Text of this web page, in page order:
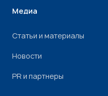
Медиа
Статьи и материалы
Новости
PR и партнеры